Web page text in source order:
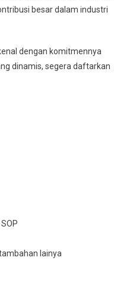
besar dalam industri
dengan komitmennya
dinamis, segera daftarkan
lainya